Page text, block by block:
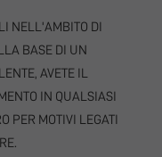
NELL'AMBITO DI
BASE DI UN
AVETE IL
IN QUALSIASI
PER MOTIVI LEGATI